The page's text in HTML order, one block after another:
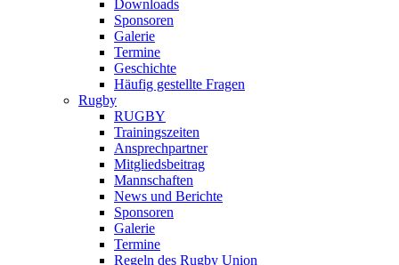
Downloads
Sponsoren
Galerie
Termine
Geschichte
Häufig gestellte Fragen
Rugby
RUGBY
Trainingszeiten
Ansprechpartner
Mitgliedsbeitrag
Mannschaften
News und Berichte
Sponsoren
Galerie
Termine
Regeln des Rugby Union